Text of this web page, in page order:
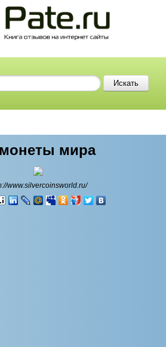
мира
www.silvercoinsworld.ru/